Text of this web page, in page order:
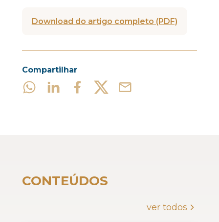
Download do artigo completo (PDF)
Compartilhar
CONTEÚDOS
ver todos